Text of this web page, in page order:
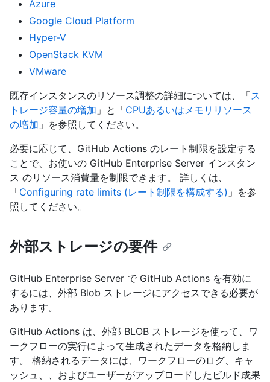
Azure
Google Cloud Platform
Hyper-V
OpenStack KVM
VMware
既存インスタンスのリソース調整の詳細については、「ス
トレージ容量の増加 」と「CPUあるいはメモリリソース
の増加 」を参照してください。
必要に応じて、GitHub Actions のレート制限を設定する
ことで、お使いの GitHub Enterprise Server インスタン
ス のリソース消費量を制限できます。 詳しくは、
「Configuring rate limits (レート制限を構成する) 」を参
照してください。
外部ストレージの要件
GitHub Enterprise Server で GitHub Actions を有効に
するには、外部 Blob ストレージにアクセスできる必要が
あります。
GitHub Actions は、外部 BLOB ストレージを使って、ワ
ークフローの実行によって生成されたデータを格納しま
す。 格納されるデータには、ワークフローのログ、キャ
ッシュ、、およびユーザーがアップロードしたビルド成果